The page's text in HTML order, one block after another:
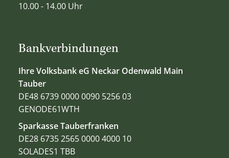
Bankverbindungen
Ihre Volksbank eG Neckar Odenwald Main
Tauber
DE48 6739 0000 0090 5256 03
GENODE61WTH
Sparkasse Tauberfranken
DE28 6735 2565 0000 4000 10
SOLADES1 TBB
10.00 - 14.00 Uhr